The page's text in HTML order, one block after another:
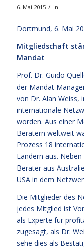
6. Mai 2015 / in
Dortmund, 6. Mai
Mitgliedschaft
Mandat
Prof. Dr. Guido
der Mandat
von Dr. Alan Weiss,
internationale
worden. Aus einer
Beratern weltweit
Prozess 18
Ländern aus.
Berater aus
USA in dem
Die Mitglieder des
jedes Mitglied ist
als Experte für
zugesagt, als Dr.
sehe dies als